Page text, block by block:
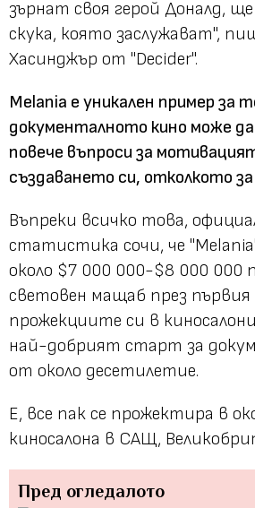
зърнат своя герой Доналд,
скука, която заслужават",
Хасинджър от "Decider".
Melania е уникален пример за
документалното кино може да
повече въпроси за
създаването си, отколкото
Въпреки всичко това,
статистика сочи, че
около $7 000 000-$8 000 000
световен мащаб през
прожекциите си в
най-добрият старт за
от около десетилетие.
Е, все пак се прожектира в
киносалона в САЩ,
Пред огледалото